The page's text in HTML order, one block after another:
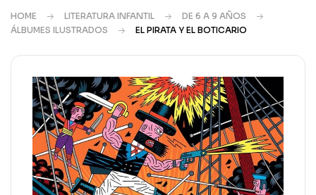
HOME LITERATURA INFANTIL
DE 6 A 9 AÑOS
ÁLBUMES ILUSTRADOS
EL PIRATA Y EL BOTICARIO